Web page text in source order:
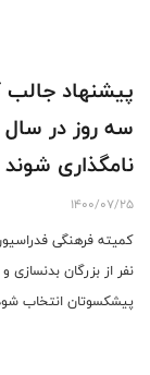
پیشنهاد
سه روز در سال
نامگذاری شوند
1400/07/25
کمیته فرهنگی
نفر از بزرگان بدنسازی
پیشکسوتان انتخاب